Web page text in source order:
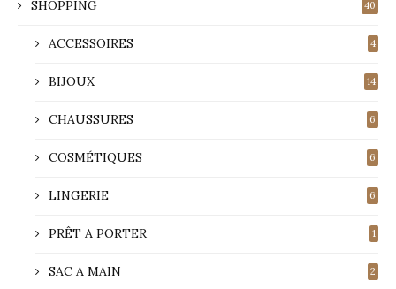
SHOPPING 40
ACCESSOIRES 4
BIJOUX 14
CHAUSSURES 6
COSMÉTIQUES 6
LINGERIE 6
PRÊT A PORTER 1
SAC A MAIN 2